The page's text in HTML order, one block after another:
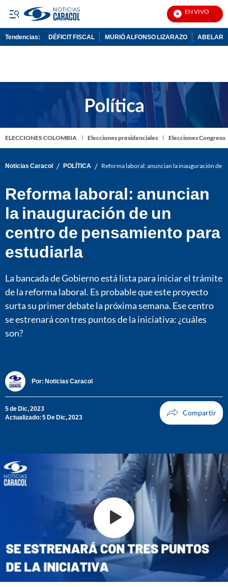
EN VIVO
Tendencias: DÉFICIT FISCAL MURIÓ ALFONSO LIZARAZO
ELECCIONES COLOMBIA Elecciones presidenciales Elecciones Congreso
Noticias Caracol / POLÍTICA / Reforma laboral: anuncian la inauguración de
Reforma laboral: anuncian
la inauguración de un
centro de pensamiento para
estudiarla
La bancada de Gobierno está lista para iniciar el trámite
de la reforma laboral. Es probable que este proyecto
surta su primer debate la próxima semana. Ese centro
se estrenará con tres puntos de la iniciativa: ¿cuáles
son?
Por: Noticias Caracol
5 de Dic, 2023
Actualizado: 5 De Dic, 2023